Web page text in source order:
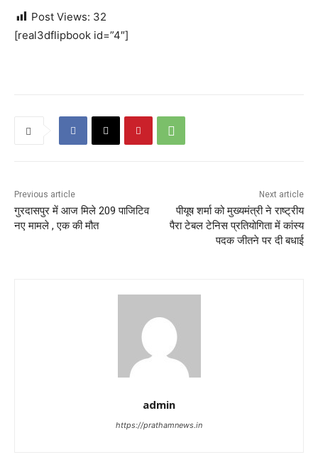
Post Views: 32
[real3dflipbook id=”4″]
Previous article
गुरदासपुर में आज मिले 209 पाजिटिव
नए मामले , एक की मौत
Next article
पीयूष शर्मा को मुख्यमंत्री ने राष्ट्रीय
पैरा टेबल टेनिस प्रतियोगिता में कांस्य
पदक जीतने पर दी बधाई
admin
https://prathamnews.in